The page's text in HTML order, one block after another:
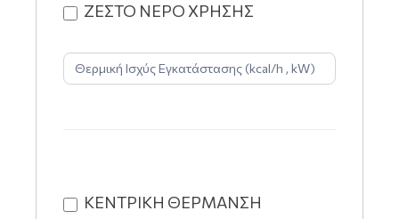
ΖΕΣΤΟ ΝΕΡΟ ΧΡΗΣΗΣ
ΚΕΝΤΡΙΚΗ ΘΕΡΜΑΝΣΗ